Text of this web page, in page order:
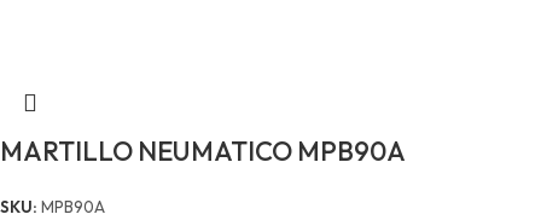
MARTILLO NEUMATICO MPB90A
SKU: MPB90A